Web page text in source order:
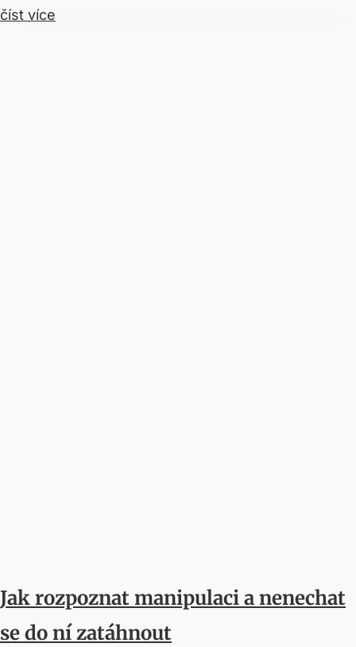
číst více
Jak rozpoznat manipulaci a nenechat
se do ní zatáhnout